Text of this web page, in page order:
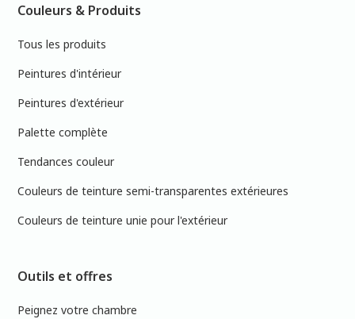
Couleurs & Produits
Tous les produits
Peintures d'intérieur
Peintures d'extérieur
Palette complète
Tendances couleur
Couleurs de teinture semi-transparentes extérieures
Couleurs de teinture unie pour l'extérieur
Outils et offres
Peignez votre chambre